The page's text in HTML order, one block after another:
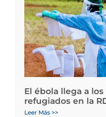
El ébola llega a
refugiados en la
Leer Más >>